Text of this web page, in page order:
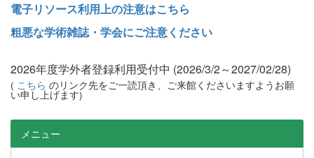
電子リソース利用上の注意はこちら
粗悪な学術雑誌・学会にご注意ください
2026年度学外者登録利用受付中 (2026/3/2～2027/02/28)
( こちら のリンク先をご一読頂き、ご来館くださいますようお願
い申し上げます)
メニュー